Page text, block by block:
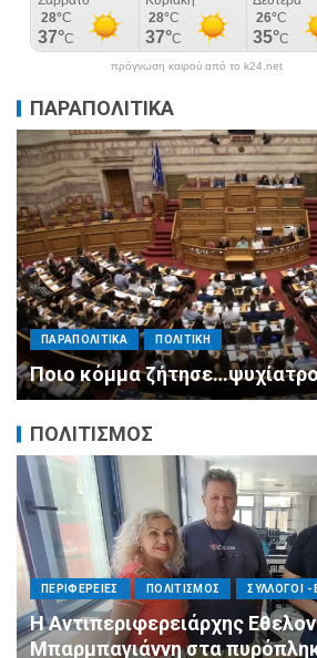
πρόγνωση καιρού από το k24.net
ΠΑΡΑΠΟΛΙΤΙΚΑ
ΠΑΡΑΠΟΛΙΤΙΚΑ ΠΟΛΙΤΙΚΗ
Μητσοτάκης σε υπουργούς:
ανασχηματισμό, πιάστε
αυστηρές εντολές
ΠΟΛΙΤΙΣΜΟΣ
ΠΟΛΙΤΙΣΜΟΣ ΣΥΛΛΟΓΟΙ - ΕΝΩΣΕΙΣ
Άμεση κινητοποίηση της